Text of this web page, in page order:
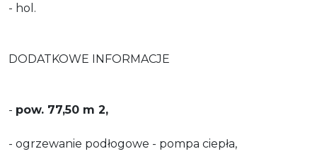
- hol.
DODATKOWE INFORMACJE
- pow. 77,50 m 2,
- ogrzewanie podłogowe - pompa ciepła,